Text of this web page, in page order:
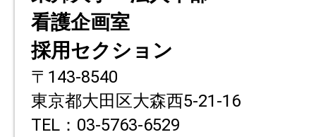
看護企画室
採用セクション
〒143-8540
東京都大田区大森西5-21-16
TEL：03-5763-6529